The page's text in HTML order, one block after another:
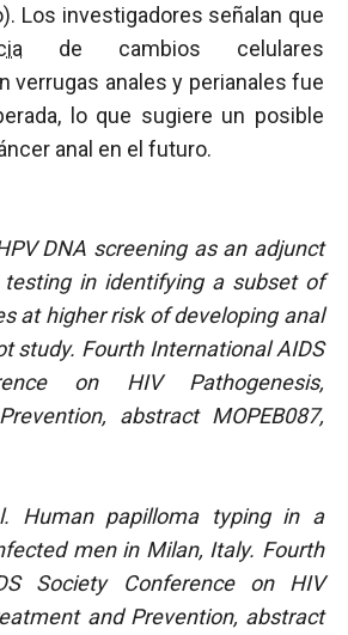
Los investigadores señalan que
de cambios celulares
verrugas anales y perianales fue
lo que sugiere un posible
anal en el futuro.
DNA screening as an adjunct
testing in identifying a subset of
at higher risk of developing anal
study. Fourth International AIDS
on HIV Pathogenesis,
abstract MOPEB087,
Human papilloma typing in a
men in Milan, Italy. Fourth
Society Conference on HIV
and Prevention, abstract